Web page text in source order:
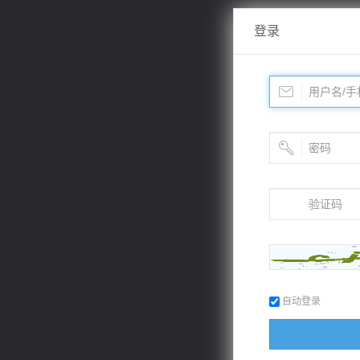
登录
自动登录